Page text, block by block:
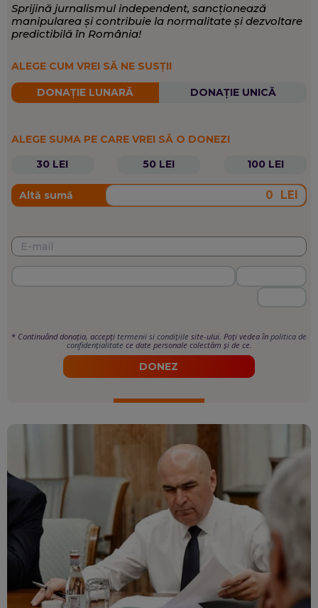
Sprijină jurnalismul independent, sancționează
manipularea și contribuie la normalitate și dezvoltare
predictibilă în România!
ALEGE CUM VREI SĂ NE SUSȚII
DONAȚIE LUNARĂ DONAȚIE UNICĂ
ALEGE SUMA PE CARE VREI SĂ O DONEZI
30 LEI
50 LEI 100 LEI
Altă sumă LEI
* Continuând donația, accepți termenii si condițiile site-ului. Poți vedea în politica de
confidențialitate ce date personale colectăm și de ce.
DONEZ